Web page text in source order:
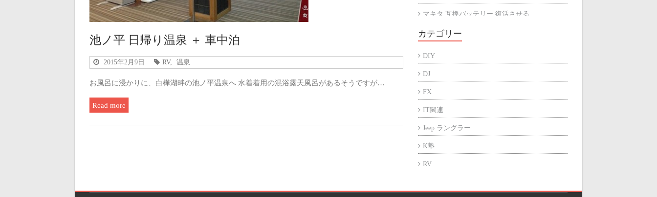
池ノ平 日帰り温泉 ＋ 車中泊
2015年2月9日 RV, 温泉
お風呂に浸かりに、白樺湖畔の池ノ平温泉へ 水着着用の混浴露天風呂があるそうですが…
Read more
マキタ 互換バッテリー 復活させる
マキタ 互換バッテリーが充電できない
カテゴリー
DIY
DJ
FX
IT関連
Jeep ラングラー
K塾
RV